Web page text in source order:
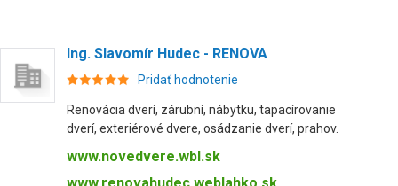
Ing. Slavomír Hudec - RENOVA
Pridať hodnotenie
Renovácia dverí, zárubní, nábytku, tapacírovanie
dverí, exteriérové dvere, osádzanie dverí, prahov.
www.novedvere.wbl.sk